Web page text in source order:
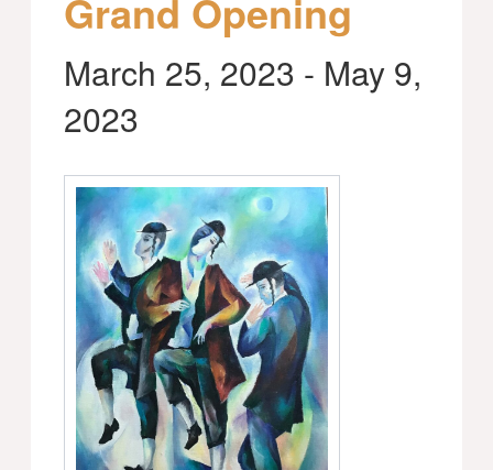
Grand Opening
March 25, 2023 - May 9,
2023